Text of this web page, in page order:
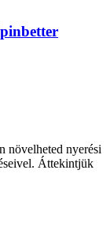
növelheted nyerési
Áttekintjük